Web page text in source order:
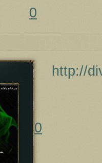
0
http://
0